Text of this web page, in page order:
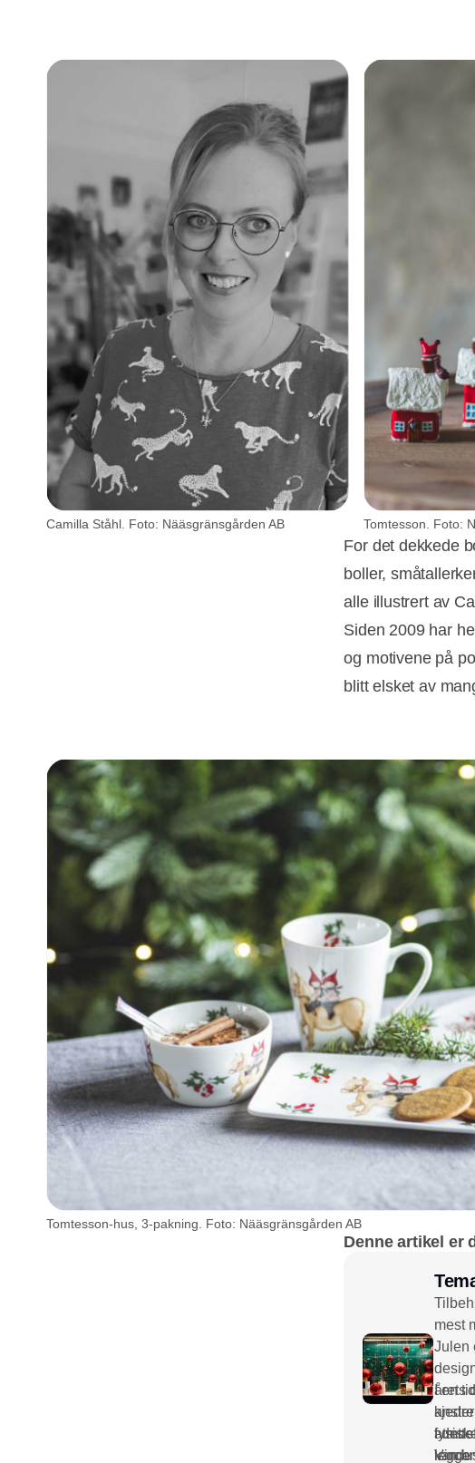
Camilla Ståhl. Foto: Nääsgränsgården AB Tomtesson. Foto:
For det dekkede
boller,
alle illustrert av
Siden 2009 har
og motivene på
blitt elsket av
Tomtesson-hus, 3-pakning. Foto: Nääsgränsgården AB
Denne artikel er
mest
Julen
årets
legge
I en
I
kan